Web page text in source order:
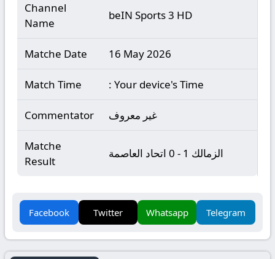
Channel
Name
beIN Sports 3 HD
Matche Date 16 May 2026
Match Time : Your device's Time
Commentator غير معروف
Matche
Result
الزمالك 1 - 0 اتحاد العاصمة
Facebook Twitter Whatsapp Telegram